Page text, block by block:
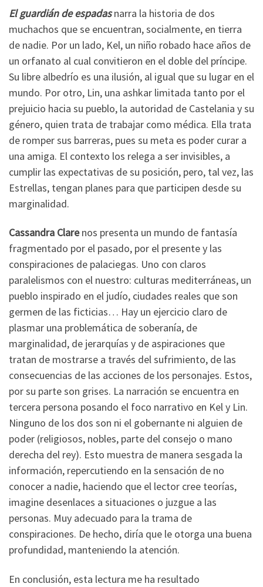
El guardián de espadasnarra la historia de dos
muchachos que se encuentran, socialmente, en tierra
de nadie. Por un lado, Kel, un niño robado hace años de
un orfanato al cual convitieron en el doble del príncipe.
Su libre albedrío es una ilusión, al igual que su lugar en el
mundo. Por otro, Lin, una ashkar limitada tanto por el
prejuicio hacia su pueblo, la autoridad de Castelania y su
género, quien trata de trabajar como médica. Ella trata
de romper sus barreras, pues su meta es poder curar a
una amiga. El contexto los relega a ser invisibles, a
cumplir las expectativas de su posición, pero, tal vez, las
Estrellas, tengan planes para que participen desde su
marginalidad.
Cassandra Clarenos presenta un mundo de fantasía
fragmentado por el pasado, por el presente y las
conspiraciones de palaciegas. Uno con claros
paralelismos con el nuestro: culturas mediterráneas, un
pueblo inspirado en el judío, ciudades reales que son
germen de las ficticias… Hay un ejercicio claro de
plasmar una problemática de soberanía, de
marginalidad, de jerarquías y de aspiraciones que
tratan de mostrarse a través del sufrimiento, de las
consecuencias de las acciones de los personajes. Estos,
por su parte son grises. La narración se encuentra en
tercera persona posando el foco narrativo en Kel y Lin.
Ninguno de los dos son ni el gobernante ni alguien de
poder (religiosos, nobles, parte del consejo o mano
derecha del rey). Esto muestra de manera sesgada la
información, repercutiendo en la sensación de no
conocer a nadie, haciendo que el lector cree teorías,
imagine desenlaces a situaciones o juzgue a las
personas. Muy adecuado para la trama de
conspiraciones. De hecho, diría que le otorga una buena
profundidad, manteniendo la atención.
En conclusión, esta lectura me ha resultado